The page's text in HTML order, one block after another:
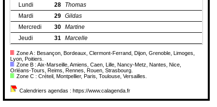
Lundi
28
Thomas
Mardi
29 Gildas
Mercredi
30 Martine
Jeudi
31 Marcelle
Zone A : Besançon, Bordeaux, Clermont-Ferrand, Dijon, Grenoble, Limoges,
Lyon, Poitiers.
Zone B : Aix-Marseille, Amiens, Caen, Lille, Nancy-Metz, Nantes, Nice,
Orléans-Tours, Reims, Rennes, Rouen, Strasbourg.
Zone C : Créteil, Montpellier, Paris, Toulouse, Versailles.
Calendriers agendas : https://www.calagenda.fr